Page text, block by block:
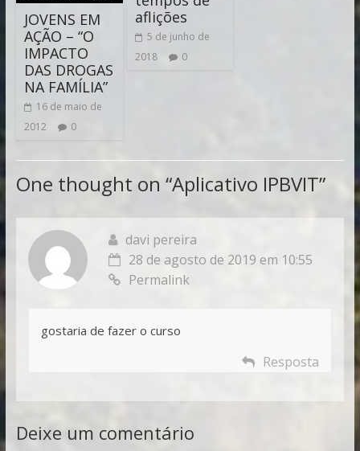
JOVENS EM
AÇÃO – “O
IMPACTO
DAS DROGAS
NA FAMÍLIA”
16 de maio de
2012
0
aflições
5 de junho de
2018
0
One thought on “Aplicativo IPBVIT”
davi pereira
28 de agosto de 2019 em 10:55
Permalink
gostaria de fazer o curso
Resposta
Deixe um comentário